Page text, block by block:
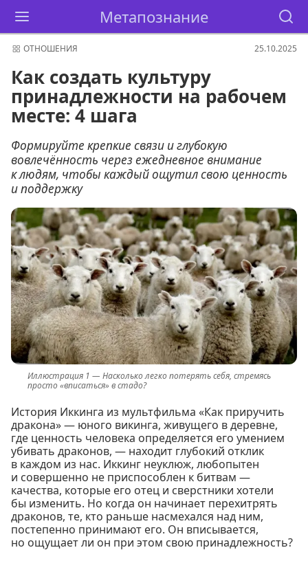
Метапознание
ОТНОШЕНИЯ 25.10.2025
Как создать культуру
принадлежности на рабочем
месте: 4 шага
Формируйте крепкие связи и глубокую
вовлечённость через ежедневное внимание
к людям, чтобы каждый ощутил свою ценность
и поддержку
Насколько легко потерять себя, стремясь
просто «вписаться» в стадо?
История Иккинга из мультфильма «Как приручить
дракона» — юного викинга, живущего в деревне,
где ценность человека определяется его умением
убивать драконов, — находит глубокий отклик
в каждом из нас. Иккинг неуклюж, любопытен
и совершенно не приспособлен к битвам —
качества, которые его отец и сверстники хотели
бы изменить. Но когда он начинает перехитрять
драконов, те, кто раньше насмехался над ним,
постепенно принимают его. Он вписывается,
но ощущает ли он при этом свою принадлежность?